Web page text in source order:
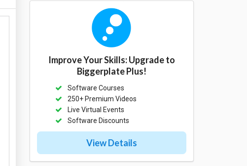
Improve Your Skills: Upgrade to
Biggerplate Plus!
Software Courses
250+ Premium Videos
Live Virtual Events
Software Discounts
View Details